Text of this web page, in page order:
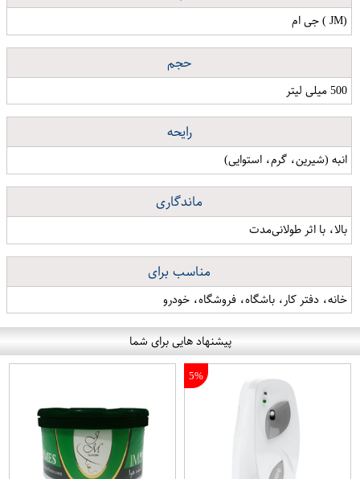
(JM ) جی ام
حجم
500 میلی لیتر
رایحه
انبه (شیرین، گرم، استوایی)
ماندگاری
بالا، با اثر طولانی‌مدت
مناسب برای
خانه، دفتر کار، باشگاه، فروشگاه، خودرو
پیشنهاد هایی برای شما
5%